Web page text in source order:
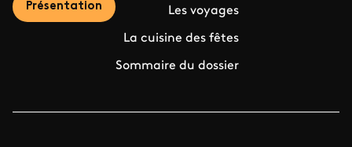
Présentation Les voyages
La cuisine des fêtes
Sommaire du dossier